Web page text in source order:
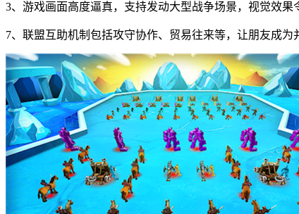
3、游戏画面高度逼真，支持发动大型战争场景，视觉效果
7、联盟互助机制包括攻守协作、贸易往来等，让朋友成为